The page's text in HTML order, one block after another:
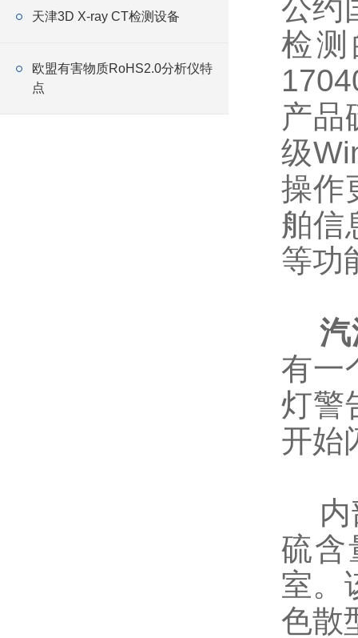
天津3D X-ray CT检测设备
欧盟有害物质RoHS2.0分析仪特
点
公约
检测
产品
级
操作
舶信
等功
有一
灯警
开始
内
硫含
室。
色散